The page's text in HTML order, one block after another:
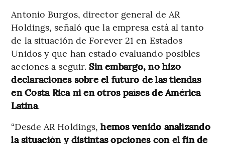
Antonio Burgos, director general de AR
Holdings, señaló que la empresa está al tanto
de la situación de Forever 21 en Estados
Unidos y que han estado evaluando posibles
acciones a seguir. Sin embargo, no hizo
declaraciones sobre el futuro de las tiendas
en Costa Rica ni en otros países de América
Latina.
“Desde AR Holdings,hemos venido analizando
la situación y distintas opciones con el fin de